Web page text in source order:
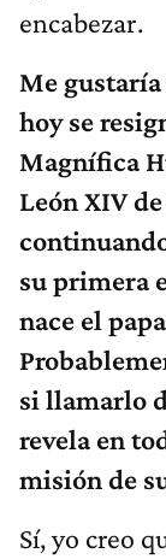
encabezar.
Me
hoy se
Magnífica
León XIV
su primera
nace el
si llamarlo
revela en
misión de
Sí, yo creo